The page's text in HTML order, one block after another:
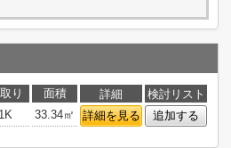
り 面積 詳細
検討リスト
1K 33.34㎡ 詳細を見る 追加する